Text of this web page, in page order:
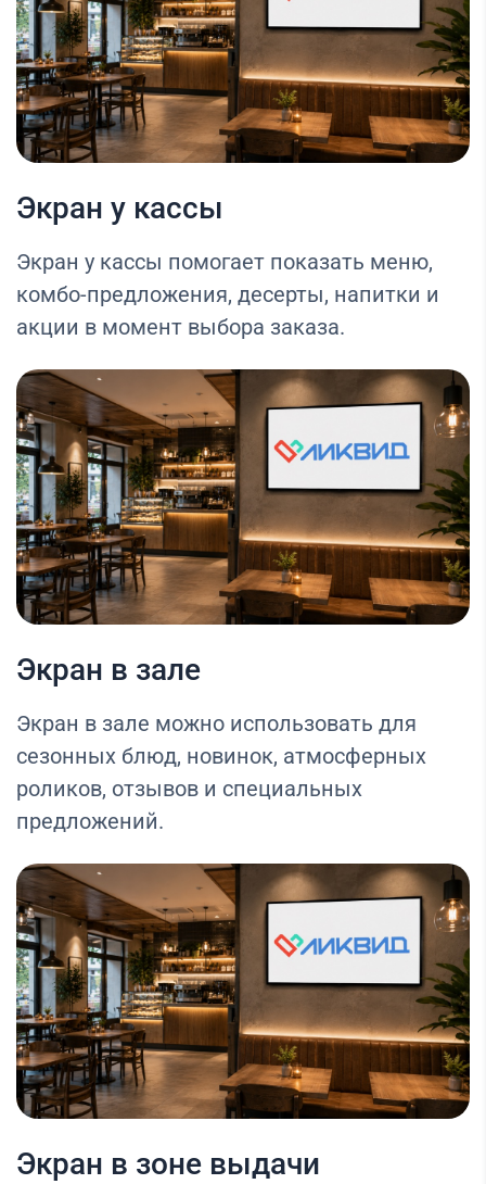
Экран у кассы
Экран у кассы помогает показать меню,
комбо-предложения, десерты, напитки и
акции в момент выбора заказа.
Экран в зале
Экран в зале можно использовать для
сезонных блюд, новинок, атмосферных
роликов, отзывов и специальных
предложений.
Экран в зоне выдачи